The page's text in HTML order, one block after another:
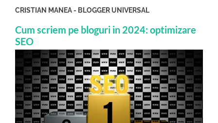
CRISTIAN MANEA - BLOGGER UNIVERSAL
Cum scriem pe bloguri in 2024: optimizare
SEO